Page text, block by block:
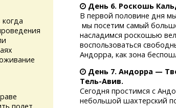
День 6. Роскошь
В первой половине дня
мы посетим самый
насладимся роскошью
воспользоваться
Андорра, как зона
День 7. Андорра —
Тель-Авив.
Сегодня простимся с
небольшой шахтерский